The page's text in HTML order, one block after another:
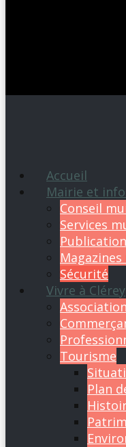
Accueil
Mairie et
Conseil
Services
Sécurité
Vivre à Clérey
Tourisme
Plan